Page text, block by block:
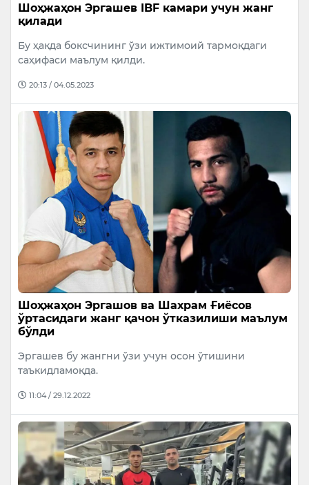
Шоҳжаҳон Эргашев IBF камари учун жанг
қилади
Бу ҳақда боксчининг ўзи ижтимоий тармоқдаги
саҳифаси маълум қилди.
20:13 / 04.05.2023
Шоҳжаҳон Эргашов ва Шахрам Ғиёсов
ўртасидаги жанг қачон ўтказилиши маълум
бўлди
Эргашев бу жангни ўзи учун осон ўтишини
таъкидламоқда.
11:04 / 29.12.2022